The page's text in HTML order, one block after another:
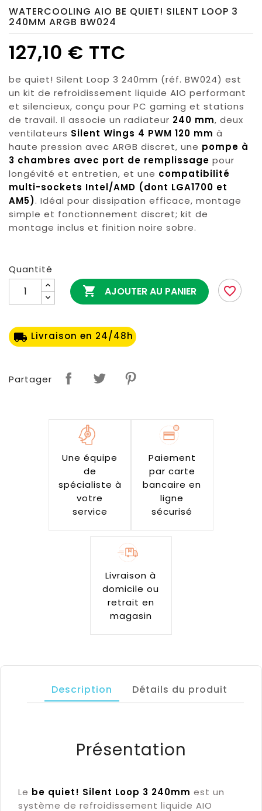
WATERCOOLING AIO BE QUIET! SILENT LOOP 3
240MM ARGB BW024
127,10 € TTC
be quiet! Silent Loop 3 240mm (réf. BW024) est
un kit de refroidissement liquide AIO performant
et silencieux, conçu pour PC gaming et stations
de travail. Il associe un radiateur 240 mm, deux
ventilateurs Silent Wings 4 PWM 120 mm à
haute pression avec ARGB discret, une pompe à
3 chambres avec port de remplissage pour
longévité et entretien, et une compatibilité
multi-sockets Intel/AMD (dont LGA1700 et
AM5). Idéal pour dissipation efficace, montage
simple et fonctionnement discret; kit de
montage inclus et finition noire sobre.
Quantité
 AJOUTER AU PANIER favorite_border
local_shipping Livraison en 24/48h
Partager
Une équipe
de
spécialiste à
votre
service
Paiement
par carte
bancaire en
ligne
sécurisé
Livraison à
domicile ou
retrait en
magasin
Description Détails du produit
Présentation
Le be quiet! Silent Loop 3 240mm est un
système de refroidissement liquide AIO